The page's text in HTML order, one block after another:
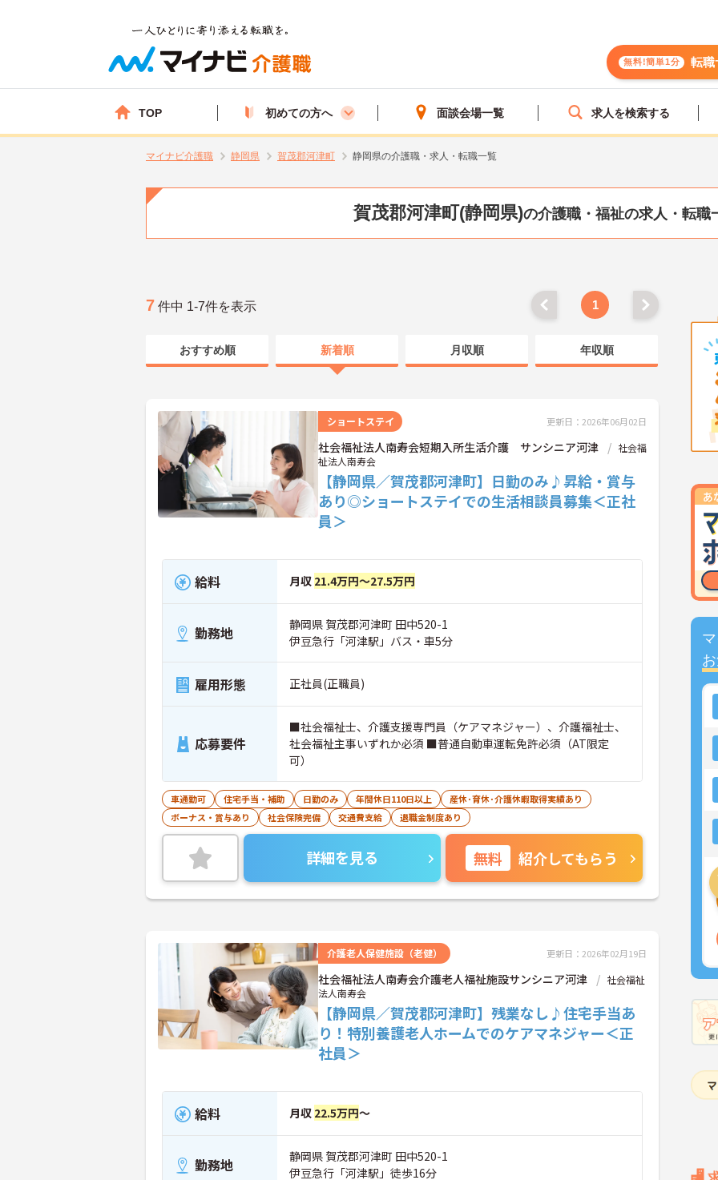
無料!簡単1分 転職
TOP 初めての方へ 面談会場一覧 求人を検索する
マイナビ介護職 静岡県 賀茂郡河津町 静岡県の介護職・求人・転職一覧
賀茂郡河津町(静岡県)の介護職・福祉の求人・転職
7 件中 1-7件を表示 1
おすすめ順 新着順 月収順 年収順
ショートステイ 更新日：2026年06月02日
社会福祉法人南寿会短期入所生活介護 サンシニア河津
社会福
祉法人南寿会
【静岡県／賀茂郡河津町】日勤のみ♪昇給・賞与
あり◎ショートステイでの生活相談員募集＜正社
員＞
給料 月収 21.4万円～27.5万円
勤務地
静岡県 賀茂郡河津町 田中520-1
伊豆急行「河津駅」バス・車5分
雇用形態 正社員(正職員)
応募要件
■社会福祉士、介護支援専門員（ケアマネジャー）、介護福祉士、
社会福祉主事いずれか必須 ■普通自動車運転免許必須（AT限定
可）
車通勤可 住宅手当・補助 日勤のみ 年間休日110日以上
産休･育休･介護休暇取得実績あり
ボーナス・賞与あり
社会保険完備 交通費支給 退職金制度あり
詳細を見る 無料 紹介してもらう
介護老人保健施設（老健） 更新日：2026年02月19日
社会福祉法人南寿会介護老人福祉施設サンシニア河津
社会福祉
法人南寿会
【静岡県／賀茂郡河津町】残業なし♪住宅手当あ
り！特別養護老人ホームでのケアマネジャー＜正
社員＞
給料 月収 22.5万円～
勤務地
静岡県 賀茂郡河津町 田中520-1
伊豆急行「河津駅」徒歩16分